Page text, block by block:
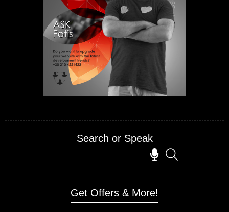
Search or Speak
Get Offers & More!